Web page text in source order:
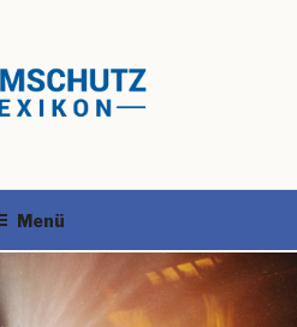
Menü